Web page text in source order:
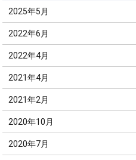
2025年5月
2022年6月
2022年4月
2021年4月
2021年2月
2020年10月
2020年7月